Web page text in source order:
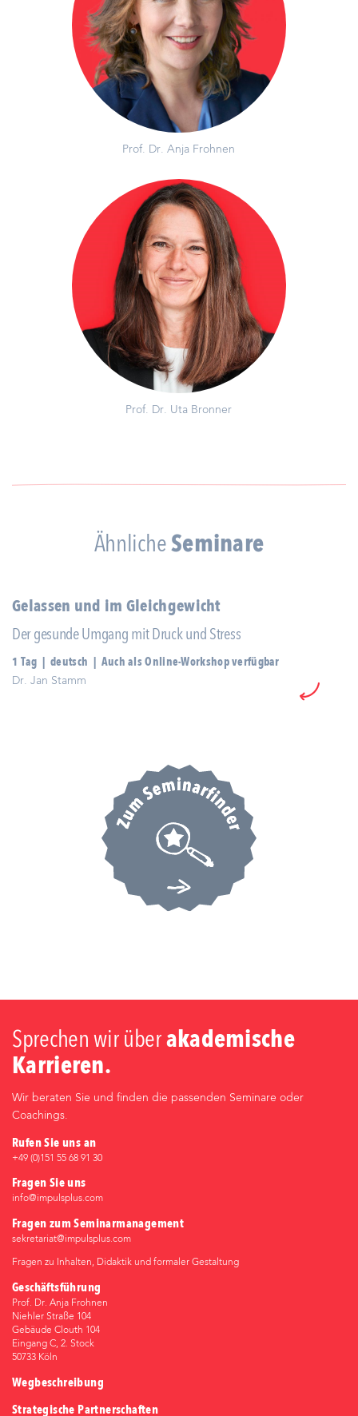
Prof. Dr. Anja Frohnen
Prof. Dr. Uta Bronner
Ähnliche Seminare
Gelassen und im Gleichgewicht
Der gesunde Umgang mit Druck und Stress
1 Tag | deutsch | Auch als Online-Workshop verfügbar
Dr. Jan Stamm
Sprechen wir über akademische
Karrieren.
Wir beraten Sie und finden die passenden Seminare oder
Coachings.
Rufen Sie uns an
+49 (0)‭151 55 68 91 30‬
Fragen Sie uns
info@impulsplus.com
Fragen zum Seminarmanagement
sekretariat@impulsplus.com
Fragen zu Inhalten, Didaktik und formaler Gestaltung
Geschäftsführung
Prof. Dr. Anja Frohnen
Niehler Straße 104
Gebäude Clouth 104
Eingang C, 2. Stock
50733 Köln
Wegbeschreibung
Strategische Partnerschaften